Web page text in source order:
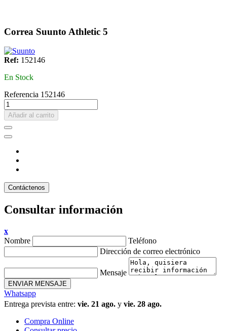
Correa Suunto Athletic 5
Ref: 152146
En Stock
Referencia 152146
Añadir al carrito
Contáctenos
Consultar información
x
Nombre
Teléfono
Dirección de correo electrónico
Mensaje
ENVIAR MENSAJE
Whatsapp
Entrega prevista entre: vie. 21 ago. y vie. 28 ago.
Compra Online